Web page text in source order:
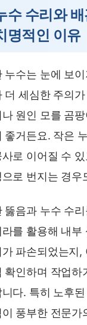
수 수리와
명적인 이유
누수는 눈에 보
더 세심한 주의
원인 모를 곰
좋거든요. 작은
로 이어질 수
로 번지는 경우
뚫음과 누수 수
를 활용해 내부
파손되었는지,
확인하며 작업하
다. 특히 노후
풍부한 전문가